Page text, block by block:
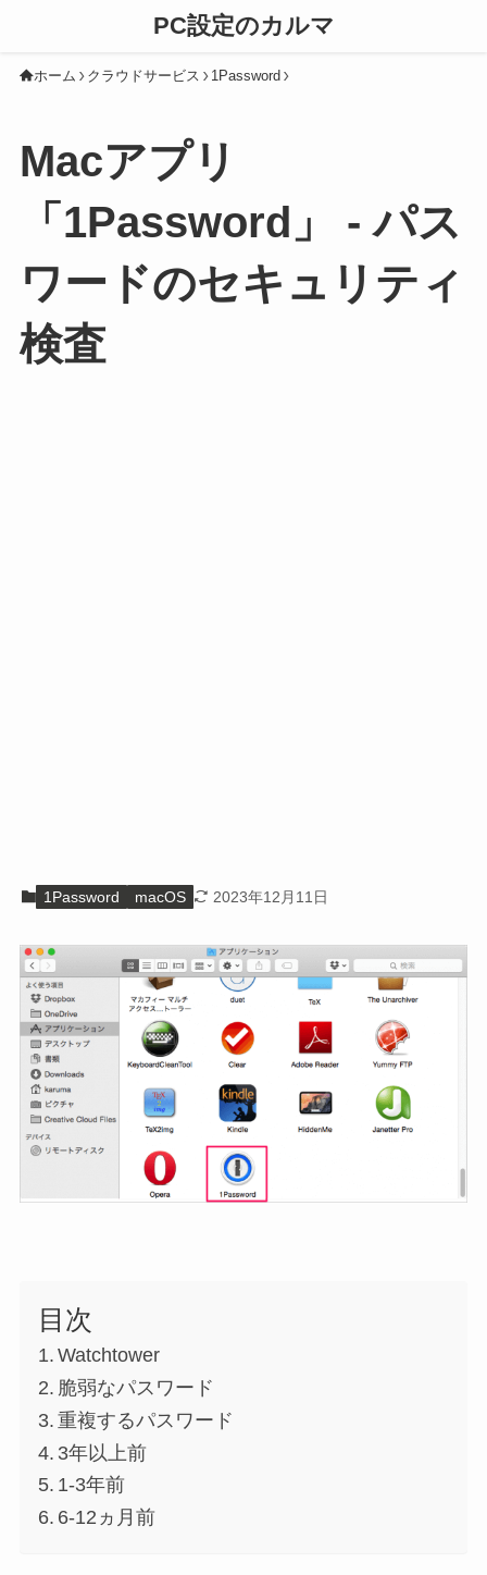
PC設定のカルマ
ホーム クラウドサービス 1Password
Macアプリ
「1Password」 - パス
ワードのセキュリティ
検査
1Password macOS 2023年12月11日
目次
Watchtower
脆弱なパスワード
重複するパスワード
3年以上前
1-3年前
6-12ヵ月前